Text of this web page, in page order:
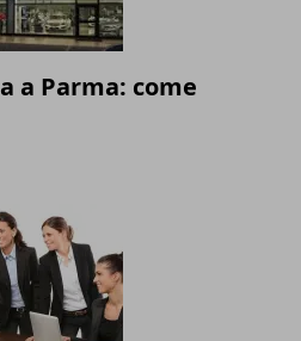
a Parma: come